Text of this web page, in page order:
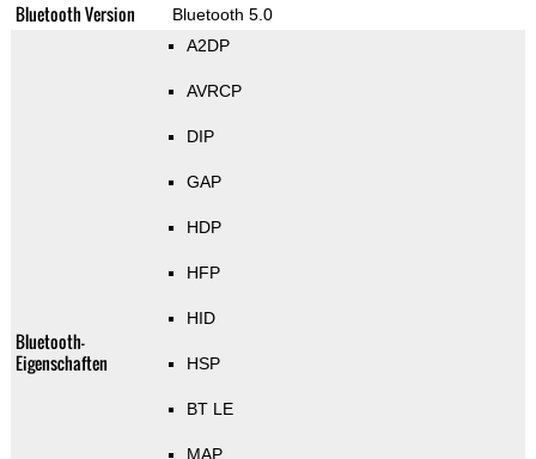
Bluetooth Version Bluetooth 5.0
Bluetooth-
Eigenschaften
A2DP
AVRCP
DIP
GAP
HDP
HFP
HID
HSP
BT LE
MAP